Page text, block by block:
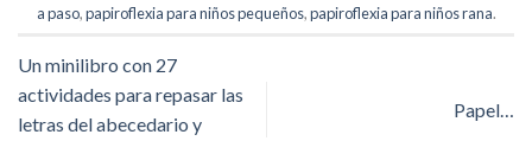
a paso,papiroflexia para niños pequeños,papiroflexia para niños rana.
Un minilibro con 27
actividades para repasar las
letras del abecedario y
Papel…